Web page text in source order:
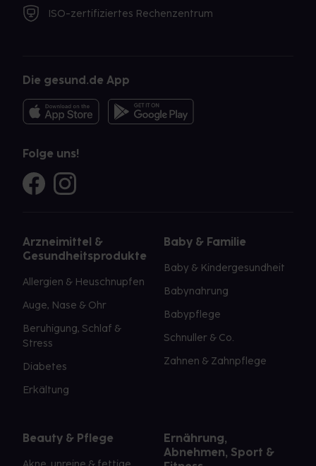
ISO-zertifiziertes Rechenzentrum
Die gesund.de App
Folge uns!
Arzneimittel &
Gesundheitsprodukte
Allergien & Heuschnupfen
Auge, Nase & Ohr
Beruhigung, Schlaf &
Stress
Diabetes
Erkältung
Baby & Familie
Baby & Kindergesundheit
Babynahrung
Babypflege
Schnuller & Co.
Zahnen & Zahnpflege
Beauty & Pflege
Ernährung,
Abnehmen, Sport &